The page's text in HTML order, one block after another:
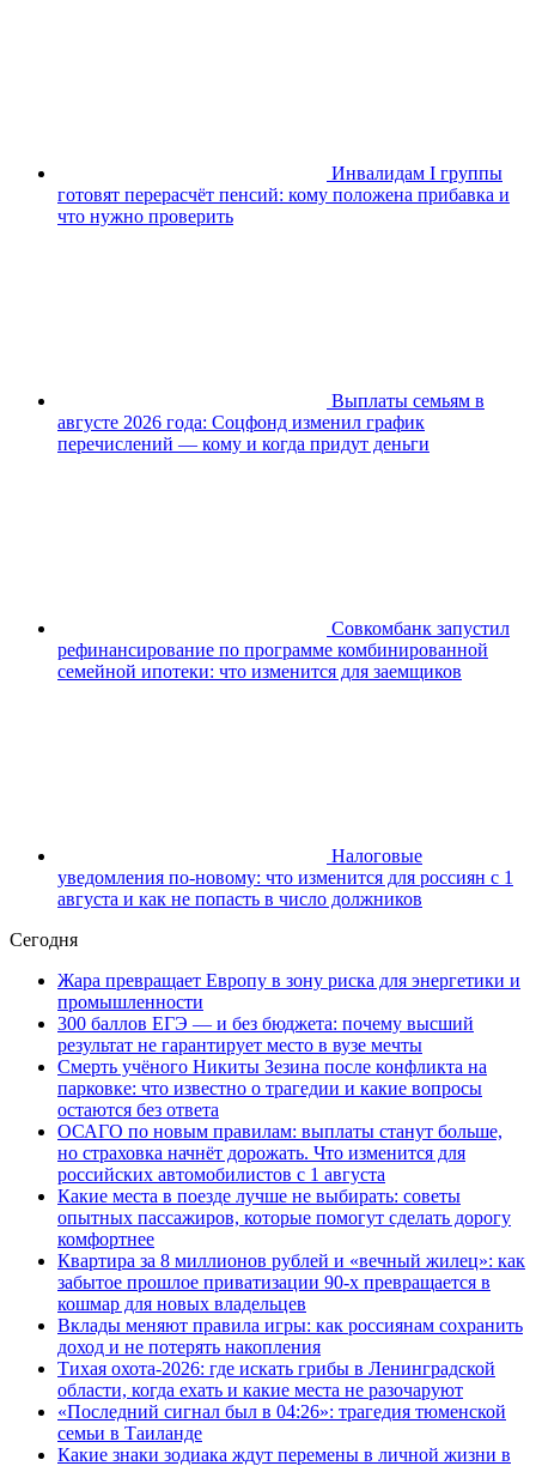
Инвалидам I группы
готовят перерасчёт пенсий: кому положена прибавка и
что нужно проверить
Выплаты семьям в
августе 2026 года: Соцфонд изменил график
перечислений — кому и когда придут деньги
Совкомбанк запустил
рефинансирование по программе комбинированной
семейной ипотеки: что изменится для заемщиков
Налоговые
уведомления по-новому: что изменится для россиян с 1
августа и как не попасть в число должников
Сегодня
Жара превращает Европу в зону риска для энергетики и
промышленности
300 баллов ЕГЭ — и без бюджета: почему высший
результат не гарантирует место в вузе мечты
Смерть учёного Никиты Зезина после конфликта на
парковке: что известно о трагедии и какие вопросы
остаются без ответа
ОСАГО по новым правилам: выплаты станут больше,
но страховка начнёт дорожать. Что изменится для
российских автомобилистов с 1 августа
Какие места в поезде лучше не выбирать: советы
опытных пассажиров, которые помогут сделать дорогу
комфортнее
Квартира за 8 миллионов рублей и «вечный жилец»: как
забытое прошлое приватизации 90-х превращается в
кошмар для новых владельцев
Вклады меняют правила игры: как россиянам сохранить
доход и не потерять накопления
Тихая охота-2026: где искать грибы в Ленинградской
области, когда ехать и какие места не разочаруют
«Последний сигнал был в 04:26»: трагедия тюменской
семьи в Таиланде
Какие знаки зодиака ждут перемены в личной жизни в